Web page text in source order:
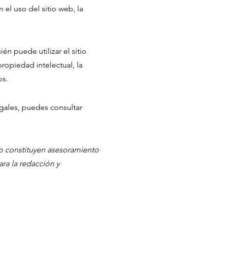
el uso del sitio web, la
puede utilizar el sitio
intelectual, la
puedes consultar
constituyen asesoramiento
la redacción y